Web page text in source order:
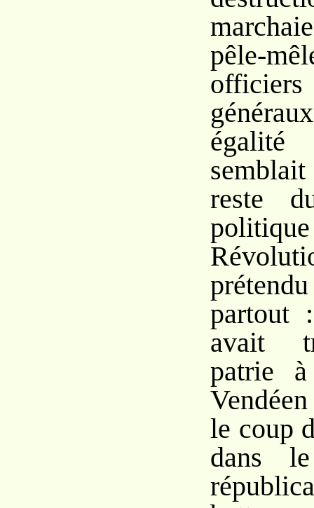
pêle-
reste
partout
avait
patrie
le coup
dans